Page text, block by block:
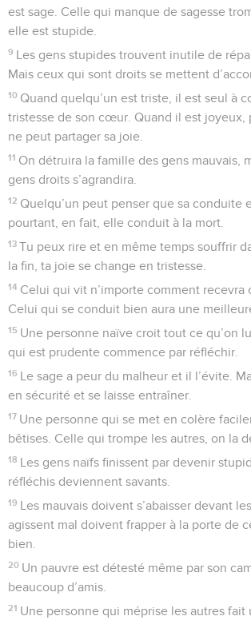
est sage. Celle qui manque de sagesse
elle est stupide.
9 Les gens stupides trouvent inutile de
Mais ceux qui sont droits se mettent
10 Quand quelqu’un est triste, il est seul à
tristesse de son cœur. Quand il est joyeux,
ne peut partager sa joie.
11 On détruira la famille des gens mauvais,
gens droits s’agrandira.
12 Quelqu’un peut penser que sa conduite
pourtant, en fait, elle conduit à la mort.
13 Tu peux rire et en même temps souffrir
la fin, ta joie se change en tristesse.
14 Celui qui vit n’importe comment recevra
Celui qui se conduit bien aura une
15 Une personne naïve croit tout ce qu’on
qui est prudente commence par réfléchir.
16 Le sage a peur du malheur et il l’évite.
en sécurité et se laisse entraîner.
17 Une personne qui se met en colère
bêtises. Celle qui trompe les autres, on la
18 Les gens naïfs finissent par devenir
réfléchis deviennent savants.
19 Les mauvais doivent s’abaisser devant
agissent mal doivent frapper à la porte de
bien.
20 Un pauvre est détesté même par son
beaucoup d’amis.
21 Une personne qui méprise les autres fait